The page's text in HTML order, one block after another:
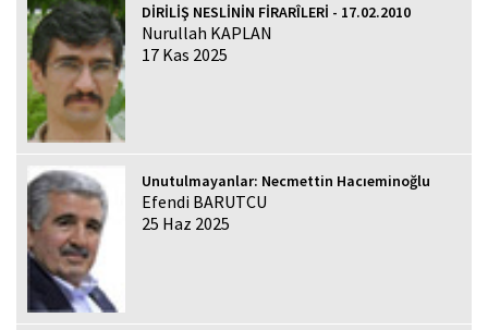
DİRİLİŞ NESLİNİN FİRARÎLERİ - 17.02.2010
Nurullah KAPLAN
17 Kas 2025
Unutulmayanlar: Necmettin Hacıeminoğlu
Efendi BARUTCU
25 Haz 2025